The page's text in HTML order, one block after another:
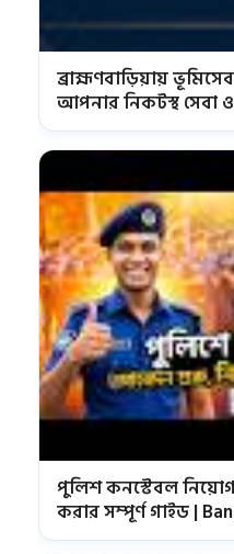
ব্রাহ্মণবাড়িয়ায়
আপনার নিকটস্থ সেবা ও
তালিকা
পুলিশ কনস্টেবল
করার সম্পূর্ণ গাইড |
Circular 2026